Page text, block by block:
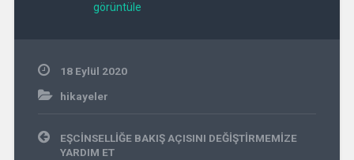
görüntüle
18 Eylül 2020
hikayeler
Yazı
gezinmesi
EŞCİNSELLİĞE BAKIŞ AÇISINI DEĞİŞTİRMEMİZE
YARDIM ET